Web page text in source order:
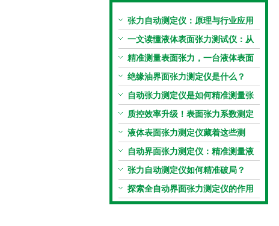
张力自动测定仪：原理与行业应用
解析
一文读懂液体表面张力测试仪：从
原理到应用全掌握
精准测量表面张力，一台液体表面
张力系数测量仪就够了
绝缘油界面张力测定仪是什么？
自动张力测定仪是如何精准测量张
力的？
质控效率升级！表面张力系数测定
仪真香警告
液体表面张力测定仪藏着这些测
定“小窍门”
自动界面张力测定仪：精准测量液
体界面张力的关键设备
张力自动测定仪如何精准破局？
探索全自动界面张力测定仪的作用